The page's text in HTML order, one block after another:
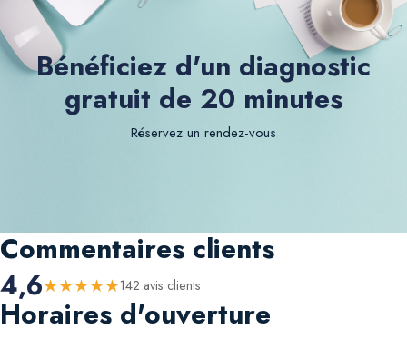
Bénéficiez d'un diagnostic
gratuit de 20 minutes
Réservez un rendez-vous
Commentaires clients
4,6★★★★★142 avis clients
Horaires d'ouverture